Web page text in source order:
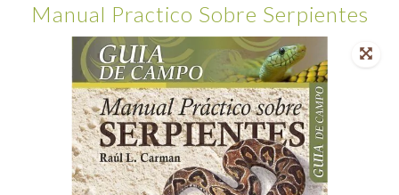
Manual Practico Sobre Serpientes